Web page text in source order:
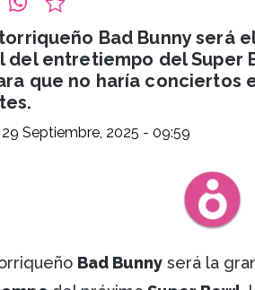
Bad Bunny será
del entretiempo del Super
que no haría conciertos
29 Septiembre, 2025 - 09:59
Bad Bunny será la